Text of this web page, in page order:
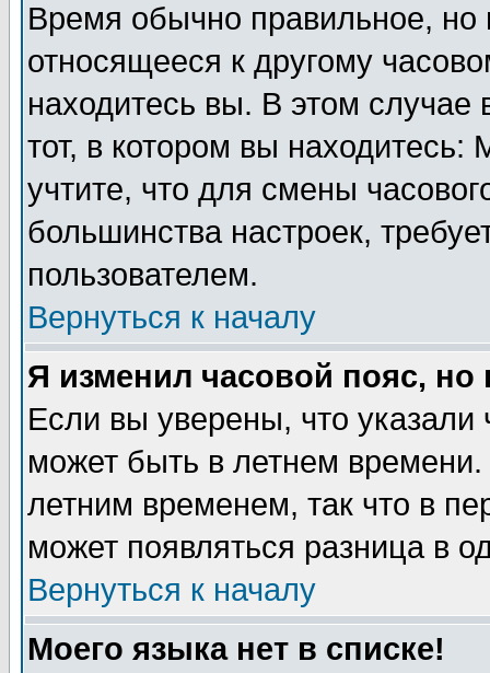
Время обычно правильное,
относящееся к другому
находитесь вы. В этом
тот, в котором вы
учтите, что для смены
большинства настроек,
пользователем.
Вернуться к началу
Я изменил часовой пояс,
Если вы уверены, что указали
может быть в летнем
летним временем, так что в
может появляться разница в
Вернуться к началу
Моего языка нет в списке!